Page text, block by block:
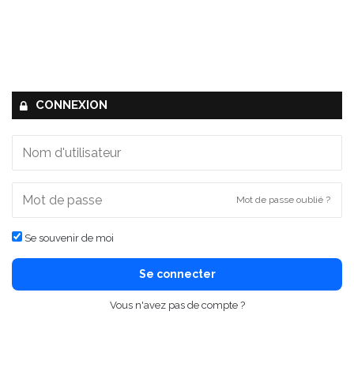
CONNEXION
Mot de passe oublié ?
Se souvenir de moi
Se connecter
Vous n'avez pas de compte ?